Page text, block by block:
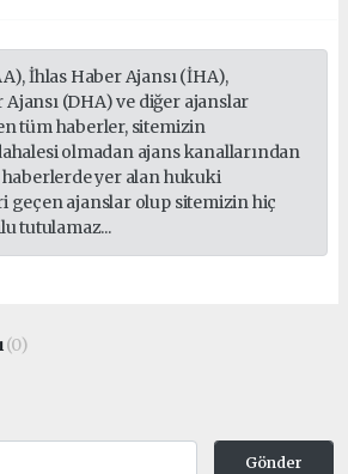
İhlas Haber Ajansı (İHA),
(DHA) ve diğer ajanslar
tüm haberler, sitemizin
olmadan ajans kanallarından
yer alan hukuki
geçen ajanslar olup sitemizin hiç
tutulamaz...
(0)
Gönder